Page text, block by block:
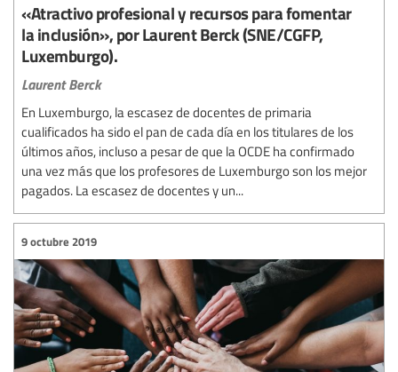
«Atractivo profesional y recursos para fomentar
la inclusión», por Laurent Berck (SNE/CGFP,
Luxemburgo).
Laurent Berck
En Luxemburgo, la escasez de docentes de primaria
cualificados ha sido el pan de cada día en los titulares de los
últimos años, incluso a pesar de que la OCDE ha confirmado
una vez más que los profesores de Luxemburgo son los mejor
pagados. La escasez de docentes y un...
9 octubre 2019